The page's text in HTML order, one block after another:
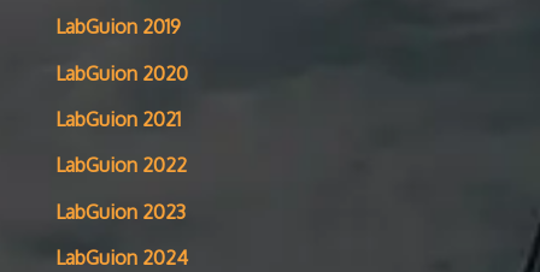
LabGuion 2019
LabGuion 2020
LabGuion 2021
LabGuion 2022
LabGuion 2023
LabGuion 2024